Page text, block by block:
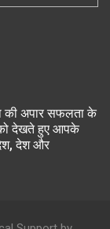
की अपार सफलता के
को देखते हुए आपके
देश और